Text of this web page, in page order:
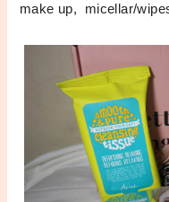
make up,  micellar/